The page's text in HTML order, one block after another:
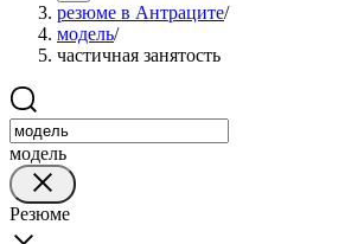
резюме в Антраците/
модель/
частичная занятость
модель
Резюме